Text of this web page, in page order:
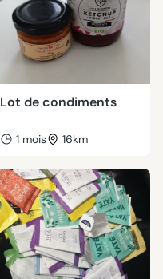
Lot de condiments
1 mois 16km